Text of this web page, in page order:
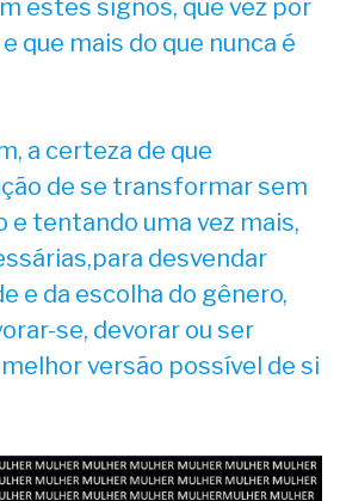
estes signos, que vez por
que mais do que nunca é
a certeza de que
de se transformar sem
tentando uma vez mais,
desvendar
e da escolha do gênero,
se, devorar ou ser
versão possível de si